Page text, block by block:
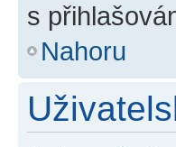
s
Nahoru